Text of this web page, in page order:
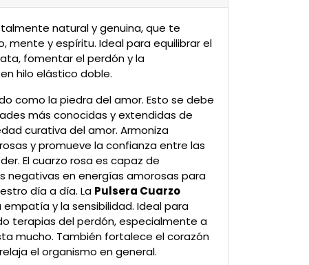
natural y genuina, que te
mente y espíritu. Ideal para equilibrar el
fomentar el perdón y la
hilo elástico doble.
como la piedra del amor. Esto se debe
más conocidas y extendidas de
curativa del amor. Armoniza
y promueve la confianza entre las
El cuarzo rosa es capaz de
negativas en energías amorosas para
día a día. La Pulsera Cuarzo
y la sensibilidad. Ideal para
terapias del perdón, especialmente a
mucho. También fortalece el corazón
el organismo en general.